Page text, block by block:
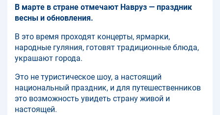
В марте в стране отмечают Навруз — праздник
весны и обновления.
В это время проходят концерты, ярмарки,
народные гуляния, готовят традиционные блюда,
украшают города.
Это не туристическое шоу, а настоящий
национальный праздник, и для путешественников
это возможность увидеть страну живой и
настоящей.